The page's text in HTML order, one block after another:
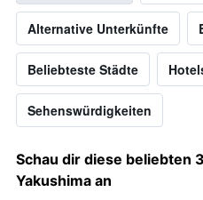
Alternative Unterkünfte
Beliebteste Städte
Sehenswürdigkeiten
Schau dir diese beliebten
Yakushima an